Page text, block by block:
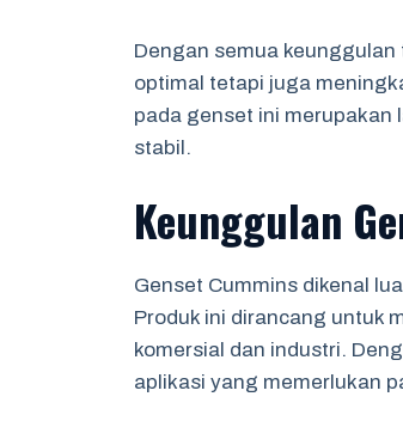
Dengan semua
optimal tetapi juga
pada genset ini
stabil.
Keunggulan
Genset Cummins dikenal
Produk ini dirancang untuk
komersial dan industri.
aplikasi yang memerlukan